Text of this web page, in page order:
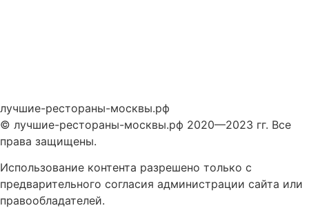
лучшие-рестораны-москвы.рф
© лучшие-рестораны-москвы.рф 2020—2023 гг. Все
права защищены.
Использование контента разрешено только с
предварительного согласия администрации сайта или
правообладателей.